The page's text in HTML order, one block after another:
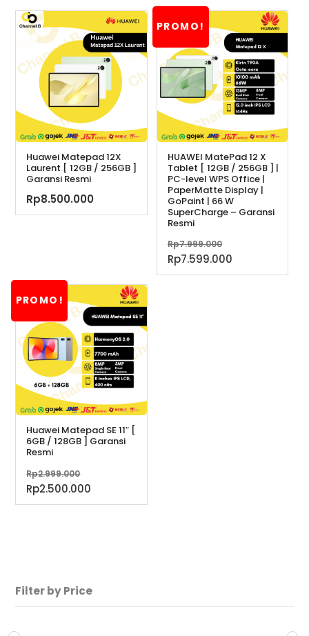
Huawei Matepad 12X
Laurent [ 12GB / 256GB ]
Garansi Resmi
Rp8.500.000
PROMO!
HUAWEI MatePad 12 X
Tablet [ 12GB / 256GB ] |
PC-level WPS Office |
PaperMatte Display |
GoPaint | 66 W
SuperCharge – Garansi
Resmi
Rp7.999.000
aslinya
adalah:
Rp7.599.000Harga
saat
PROMO!
Huawei Matepad SE 11″ [
6GB / 128GB ] Garansi
Resmi
Rp2.999.000
aslinya
adalah:
Rp2.500.000
saat
Filter by Price